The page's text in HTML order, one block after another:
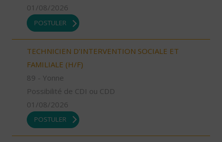
01/08/2026
POSTULER
TECHNICIEN D’INTERVENTION SOCIALE ET
FAMILIALE (H/F)
89 - Yonne
Possibilité de CDI ou CDD
01/08/2026
POSTULER